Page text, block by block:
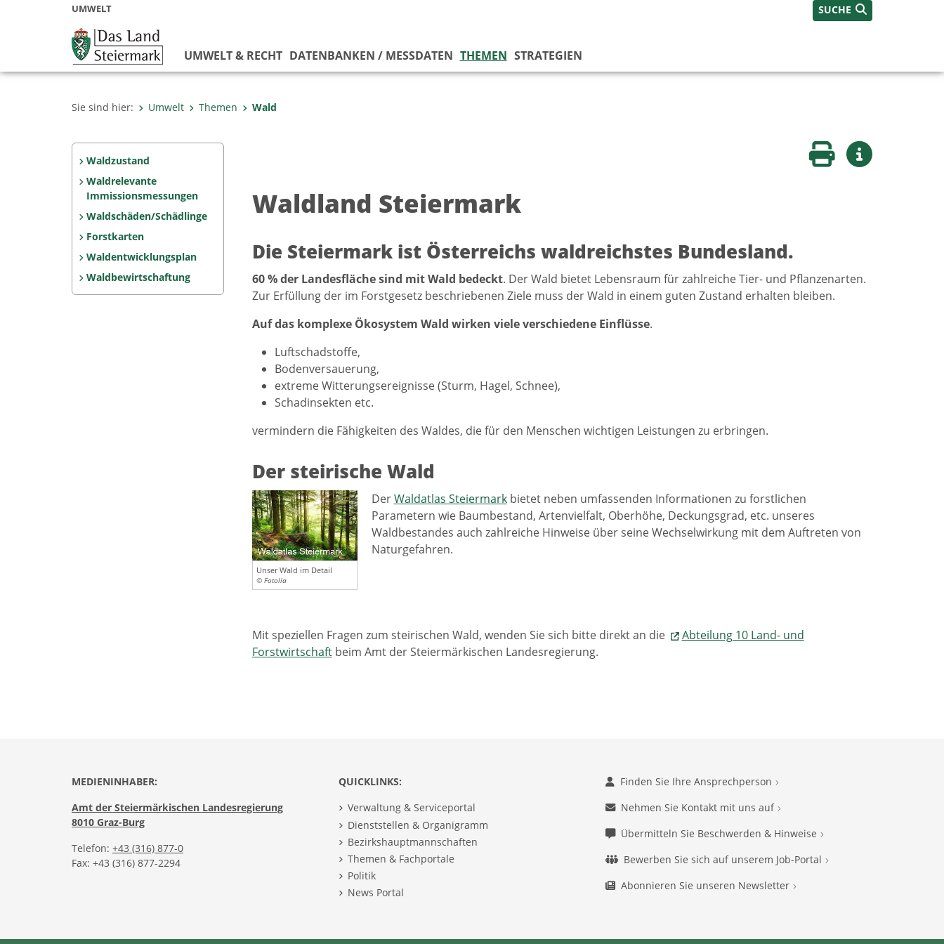
UMWELT SUCHE
UMWELT & RECHT DATENBANKEN / MESSDATEN THEMEN STRATEGIEN
Sie sind hier: Umwelt Themen Wald
Waldzustand
Waldrelevante
Immissionsmessungen
Waldschäden/Schädlinge
Forstkarten
Waldentwicklungsplan
Waldbewirtschaftung
Seite druckenWeitere Infos
Waldland Steiermark
Die Steiermark ist Österreichs waldreichstes Bundesland.
60 % der Landesfläche sind mit Wald bedeckt. Der Wald bietet Lebensraum für zahlreiche Tier- und Pflanzenarten.
Zur Erfüllung der im Forstgesetz beschriebenen Ziele muss der Wald in einem guten Zustand erhalten bleiben.
Auf das komplexe Ökosystem Wald wirken viele verschiedene Einflüsse.
Luftschadstoffe,
Bodenversauerung,
extreme Witterungsereignisse (Sturm, Hagel, Schnee),
Schadinsekten etc.
vermindern die Fähigkeiten des Waldes, die für den Menschen wichtigen Leistungen zu erbringen.
Der steirische Wald
Unser Wald im Detail
© Fotolia
DerWaldatlas Steiermarkbietet neben umfassenden Informationen zu forstlichen
Parametern wie Baumbestand, Artenvielfalt, Oberhöhe, Deckungsgrad, etc. unseres
Waldbestandes auch zahlreiche Hinweise über seine Wechselwirkung mit dem Auftreten von
Naturgefahren.
Mit speziellen Fragen zum steirischen Wald, wenden Sie sich bitte direkt an die
Abteilung 10 Land- und
Forstwirtschaftbeim Amt der Steiermärkischen Landesregierung.
MEDIENINHABER:
Amt der Steiermärkischen Landesregierung
8010 Graz-Burg
Telefon: +43 (316) 877-0
Fax: +43 (316) 877-2294
QUICKLINKS:
Verwaltung & Serviceportal
Dienststellen & Organigramm
Bezirkshauptmannschaften
Themen & Fachportale
Politik
News Portal
Finden Sie Ihre Ansprechperson
Nehmen Sie Kontakt mit uns auf
Übermitteln Sie Beschwerden & Hinweise
Bewerben Sie sich auf unserem Job-Portal
Abonnieren Sie unseren Newsletter